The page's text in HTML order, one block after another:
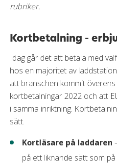
Google pay
Samsung pay
rubriker.
Kortbetalning -
Idag går det att betala med
hos en majoritet av
att branschen kommit
kortbetalningar 2022 och att
i samma inriktning.
sätt.
Kortläsare på laddaren
på ett liknande sätt som